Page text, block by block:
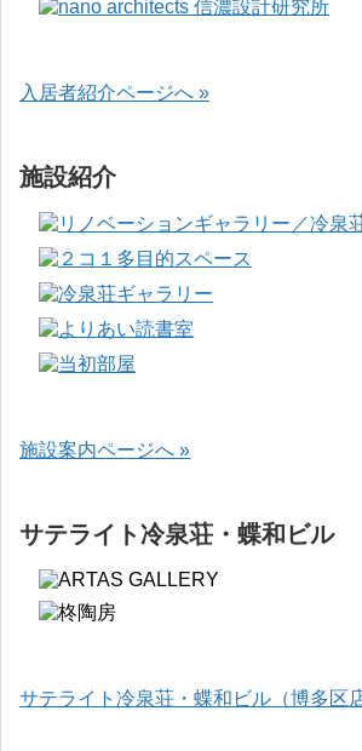
入居者紹介ページへ »
施設紹介
施設案内ページへ »
サテライト冷泉荘・蝶和ビル
サテライト冷泉荘・蝶和ビル（博多区